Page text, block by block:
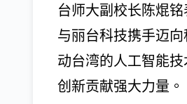
台师大副校长陈焜
与丽台科技携手迈
动台湾的人工智能
创新贡献强大力量。